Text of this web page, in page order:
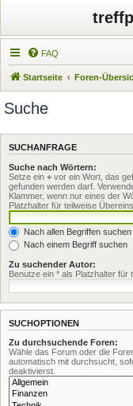
FAQ
Startseite Foren-
Suche
SUCHANFRAGE
Suche nach Wörtern:
Setze ein + vor ein Wort, das
gefunden werden darf.
Klammer, wenn nur eines der
Platzhalter für teilweise
Nach allen Begriffen
Nach einem Begriff suchen
Zu suchender Autor:
Benutze ein * als Platzhalter für
SUCHOPTIONEN
Zu durchsuchende Foren:
Wähle das Forum oder die
automatisch mit durchsucht,
deaktivierst.